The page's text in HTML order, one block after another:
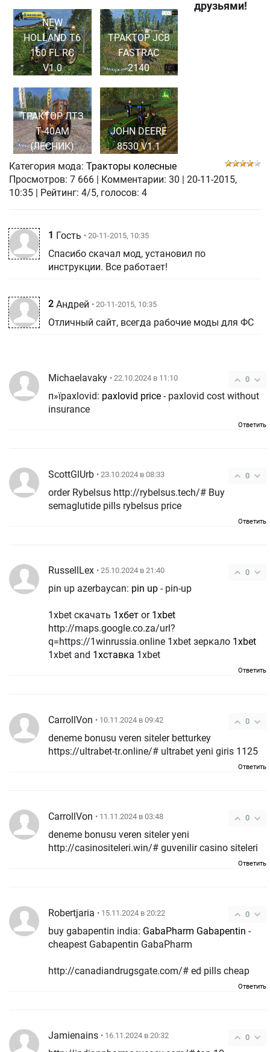
NEW
HOLLAND T6
160 FL RC
V1.0
ТРАКТОР JCB
FASTRAC
2140
ТРАКТОР ЛТЗ
Т-40АМ
(ЛЕСНИК)
JOHN DEERE
8530 V1.1
друзьями!
Категория мода: Тракторы колесные
Просмотров: 7 666 Комментарии: 30
20-11-2015,
10:35
| Рейтинг: 4/5, голосов: 4
1 Гость • 20-11-2015, 10:35
Спасибо скачал мод, установил по
инструкции. Все работает!
2 Андрей • 20-11-2015, 10:35
Отличный сайт, всегда рабочие моды для ФС
0
Michaelavaky • 22.10.2024 в 11:10
п»їpaxlovid: paxlovid price - paxlovid cost without
insurance
Ответить
0
ScottGlUrb • 23.10.2024 в 08:33
order Rybelsus http://rybelsus.tech/# Buy
semaglutide pills rybelsus price
Ответить
0
RussellLex • 25.10.2024 в 21:40
pin up azerbaycan: pin up - pin-up
1xbet скачать 1хбет or 1xbet
http://maps.google.co.za/url?
q=https://1winrussia.online 1xbet зеркало 1xbet
1xbet and 1хставка 1xbet
Ответить
0
CarrollVon • 10.11.2024 в 09:42
deneme bonusu veren siteler betturkey
https://ultrabet-tr.online/# ultrabet yeni giris 1125
Ответить
0
CarrollVon • 11.11.2024 в 03:48
deneme bonusu veren siteler yeni
http://casinositeleri.win/# guvenilir casino siteleri
Ответить
0
Robertjaria • 15.11.2024 в 20:22
buy gabapentin india: GabaPharm Gabapentin -
cheapest Gabapentin GabaPharm
http://canadiandrugsgate.com/# ed pills cheap
Ответить
0
Jamienains • 16.11.2024 в 20:32